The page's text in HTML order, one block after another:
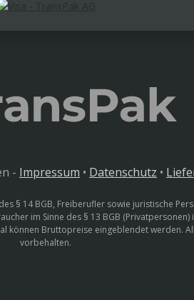
- Impressum • Datenschutz •
§ 14 BGB, Freiberufler sowie juristische
im Sinne des § 13 BGB
können Bruttopreise eingeblendet werden.
vorbehalten.